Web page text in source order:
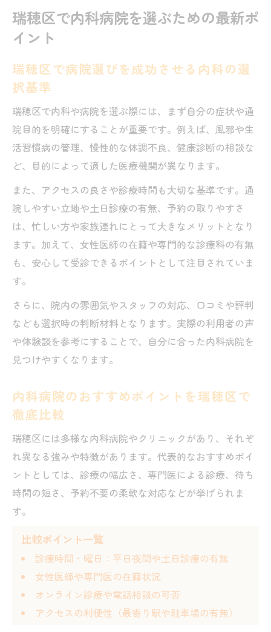
内科専門の病院を瑞穂区で探す際の注目点
瑞穂区の病院で内科を受診する際の注意点
病院選びのプロが教える内科選択の新常識
おすすめ内科病院を見極める専門的な方法
瑞穂区で信頼できる内科病院の探し方のポ
イント
病院選びで重視すべき内科の診療体制とは
女性医師在籍の病院が瑞穂区で人気な理由
瑞穂区で女性医師のいる病院が選ばれる理
由
内科で女性医師在籍が瑞穂区で重視される
背景
病院選びで女性医師にこだわる瑞穂区の傾
向
女性医師がいる内科病院の瑞穂区でのメリ
ット
総合・専門性を踏まえた内科受診の考え方
総合病院と専門内科病院の瑞穂区での違い
選び方
内科病院の総合力と専門性を瑞穂区で見極
めるコツ
専門性の高い内科病院を瑞穂区で見つける
方法
通いやすさ重視なら押さえたい病院選び
瑞穂区で通いやすい内科病院の特徴と選び
瑞穂区で内科病院を選ぶための最新ポ
イント
瑞穂区で病院選びを成功させる内科の選
択基準
瑞穂区で内科や病院を選ぶ際には、まず自分の症状や通
院目的を明確にすることが重要です。例えば、風邪や生
活習慣病の管理、慢性的な体調不良、健康診断の相談な
ど、目的によって適した医療機関が異なります。
また、アクセスの良さや診療時間も大切な基準です。通
院しやすい立地や土日診療の有無、予約の取りやすさ
は、忙しい方や家族連れにとって大きなメリットとなり
ます。加えて、女性医師の在籍や専門的な診療科の有無
も、安心して受診できるポイントとして注目されていま
す。
さらに、院内の雰囲気やスタッフの対応、口コミや評判
なども選択時の判断材料となります。実際の利用者の声
や体験談を参考にすることで、自分に合った内科病院を
見つけやすくなります。
内科病院のおすすめポイントを瑞穂区で
徹底比較
瑞穂区には多様な内科病院やクリニックがあり、それぞ
れ異なる強みや特徴があります。代表的なおすすめポイ
ントとしては、診療の幅広さ、専門医による診療、待ち
時間の短さ、予約不要の柔軟な対応などが挙げられま
す。
比較ポイント一覧
診療時間・曜日：平日夜間や土日診療の有無
女性医師や専門医の在籍状況
オンライン診療や電話相談の可否
アクセスの利便性（最寄り駅や駐車場の有無）